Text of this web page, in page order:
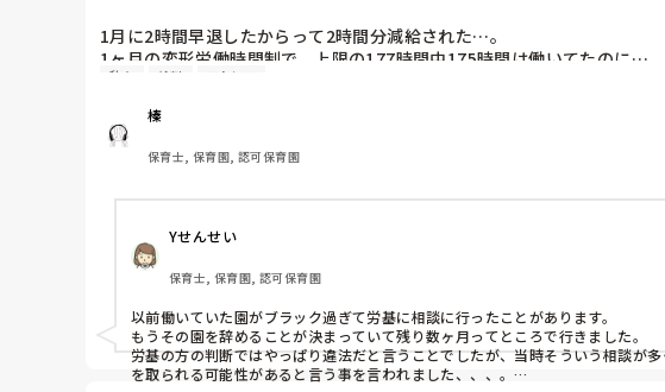
1月に2時間早退したからって2時間分減給された…。
1ヶ月の変形労働時間制で、上限の177時間中175時間は働いてたのに…
になってて、それも意味分からない…😭
これ、労基に電話してもいいレベルな気がする…😢
労基に電話したらめんどくさいことになるかもだけど、納得いかない…。
私立 給料 ストレス
榛
保育士, 保育園, 認可保育園
Yせんせい
保育士, 保育園, 認可保育園
以前働いていた園がブラック過ぎて労基に相談に行ったことがあります。
もうその園を辞めることが決まっていて残り数ヶ月ってところで行きました。
労基の方の判断ではやっぱり違法だと言うことでしたが、当時そういう相談が
を取られる可能性があると言う事を言われました、、、。